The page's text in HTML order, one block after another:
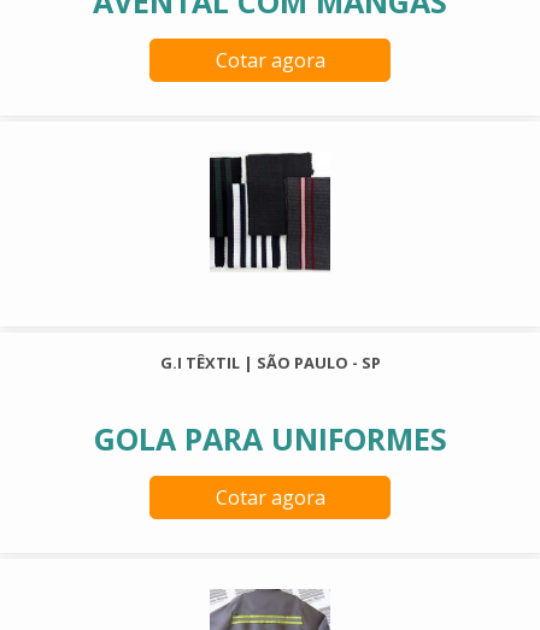
Cotar agora
G.I TÊXTIL | SÃO PAULO - SP
GOLA PARA UNIFORMES
Cotar agora